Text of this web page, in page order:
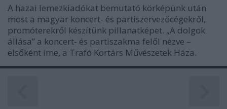
A hazai lemezkiadókat bemutató körképünk után
most a magyar koncert- és partiszervezőcégekről,
promóterekről készítünk pillanatképet. „A dolgok
állása” a koncert- és partiszakma felől nézve –
elsőként íme, a Trafó Kortárs Művészetek Háza.